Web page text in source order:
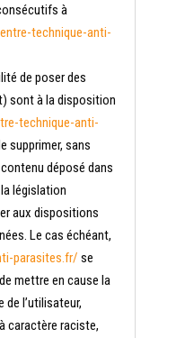
à
technique-anti-
de poser des
sont à la disposition
technique-anti-
supprimer, sans
déposé dans
législation
aux dispositions
Le cas échéant,
parasites.fr/ se
mettre en cause la
l’utilisateur,
caractère raciste,